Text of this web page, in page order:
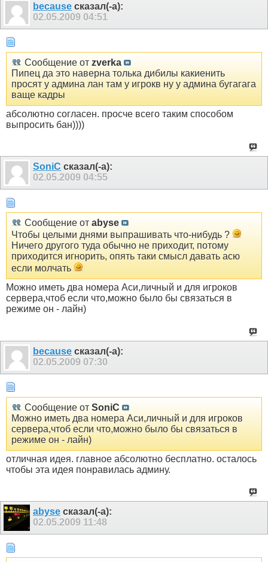
because сказал(-а):
02.05.2009 04:51
Сообщение от zverka
Пипец да это наверна толька дибилы какиенить
просят у админа лан там у игрокв ну у админа бугагага
ваще кадры
абсолютно согласен. просче всего таким способом
выпросить бан))))
SoniC сказал(-а):
02.05.2009 04:55
Сообщение от abyse
Чтобы целыми днями выпрашивать что-нибудь ?
Ничего другого туда обычно не приходит, потому
приходится игнорить, опять таки смысл давать асю
если молчать
Можно иметь два номера Аси,личный и для игроков
сервера,чтоб если что,можно было бы связаться в
режиме он - лайн)
because сказал(-а):
02.05.2009 07:30
Сообщение от SoniC
Можно иметь два номера Аси,личный и для игроков
сервера,чтоб если что,можно было бы связаться в
режиме он - лайн)
отличная идея. главное абсолютно бесплатно. осталось
чтобы эта идея понравилась админу.
abyse сказал(-а):
02.05.2009 11:48